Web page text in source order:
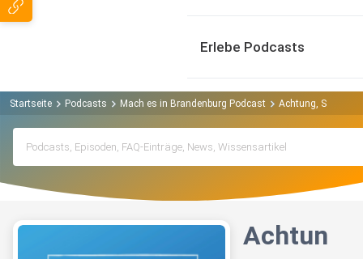
Erlebe Podcasts
Startseite Podcasts Mach es in Brandenburg Podcast Achtung,
Achtun